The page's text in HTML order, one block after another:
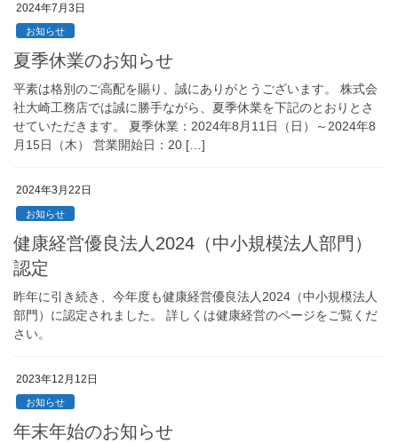
2024年7月3日
お知らせ
夏季休業のお知らせ
平素は格別のご高配を賜り、誠にありがとうございます。 株式会
社大崎工務店では誠に勝手ながら、夏季休業を下記のとおりとさ
せていただきます。 夏季休業：2024年8月11日（日）～2024年8
月15日（木） 営業開始日：20 […]
2024年3月22日
お知らせ
健康経営優良法人2024（中小規模法人部門）
認定
昨年に引き続き、今年度も健康経営優良法人2024（中小規模法人
部門）に認定されました。 詳しくは健康経営のページをご覧くだ
さい。
2023年12月12日
お知らせ
年末年始のお知らせ